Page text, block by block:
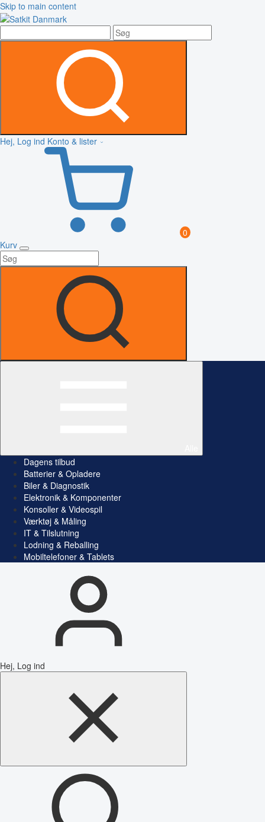
Skip to main content
Hej, Log ind Konto & lister
0
Kurv
Dagens tilbud
Batterier & Opladere
Biler & Diagnostik
Elektronik & Komponenter
Konsoller & Videospil
Værktøj & Måling
IT & Tilslutning
Lodning & Reballing
Mobiltelefoner & Tablets
Hej, Log ind